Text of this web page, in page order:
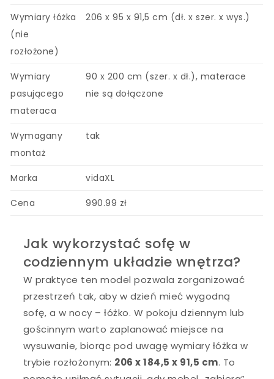
Wymiary łóżka
(nie
rozłożone)
206 x 95 x 91,5 cm (dł. x szer. x wys.)
Wymiary
pasującego
materaca
90 x 200 cm (szer. x dł.), materace
nie są dołączone
Wymagany
montaż
tak
Marka vidaXL
Cena 990.99 zł
Jak wykorzystać sofę w
codziennym układzie wnętrza?
W praktyce ten model pozwala zorganizować
przestrzeń tak, aby w dzień mieć wygodną
sofę, a w nocy – łóżko. W pokoju dziennym lub
gościnnym warto zaplanować miejsce na
wysuwanie, biorąc pod uwagę wymiary łóżka w
trybie rozłożonym: 206 x 184,5 x 91,5 cm. To